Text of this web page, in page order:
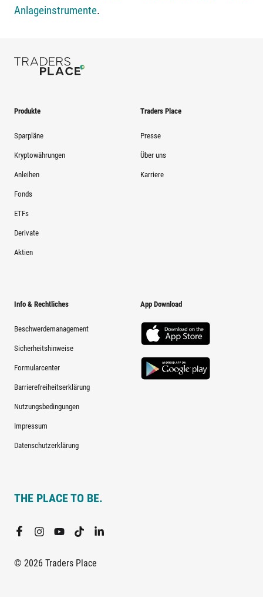
Anlageinstrumente.
Produkte
Sparpläne
Kryptowährungen
Anleihen
Fonds
ETFs
Derivate
Aktien
Traders Place
Presse
Über uns
Karriere
Info & Rechtliches
Beschwerdemanagement
Sicherheitshinweise
Formularcenter
Barrierefreiheitserklärung
Nutzungsbedingungen
Impressum
Datenschutzerklärung
App Download
THE PLACE TO BE.
© 2026 Traders Place